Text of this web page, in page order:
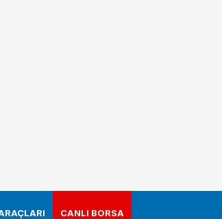
CANLI BORSA